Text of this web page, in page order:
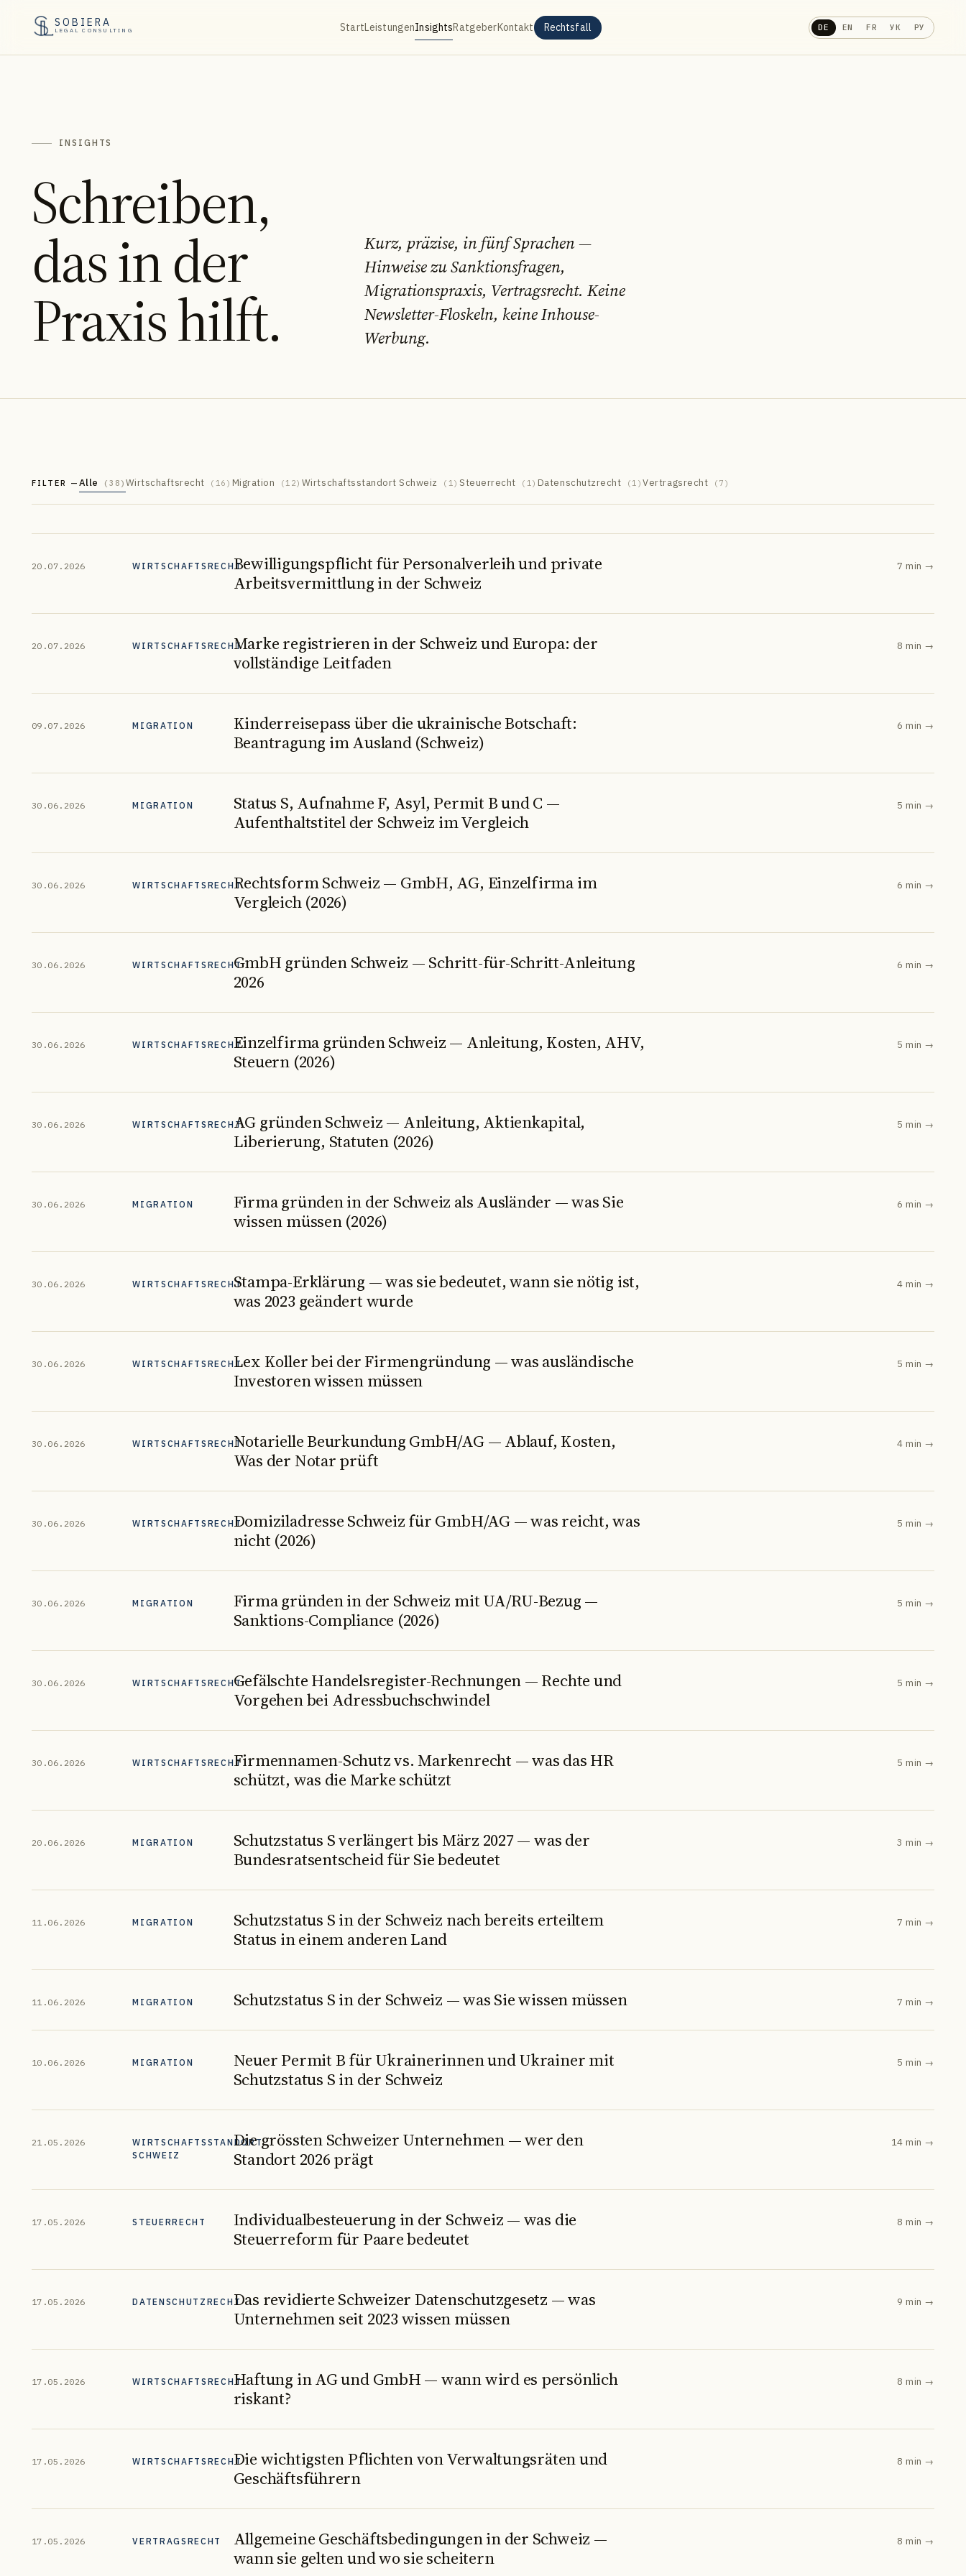
SOBIERA
LEGAL CONSULTING StartLeistungenInsightsRatgeberKontakt Rechtsfall DE EN FR УК РУ
INSIGHTS
Schreiben,
das in der
Praxis hilft.
Kurz, präzise, in fünf Sprachen —
Hinweise zu Sanktionsfragen,
Migrationspraxis, Vertragsrecht. Keine
Newsletter-Floskeln, keine Inhouse-
Werbung.
FILTER — Alle ( 38 ) Wirtschaftsrecht ( 16 ) Migration ( 12) Wirtschaftsstandort Schweiz ( 1) Steuerrecht ( 1) Datenschutzrecht ( 1 )Vertragsrecht ( 7 )
20.07.2026 WIRTSCHAFTSRECHTBewilligungspflicht für Personalverleih und private
Arbeitsvermittlung in der Schweiz
7 min →
20.07.2026 WIRTSCHAFTSRECHTMarke registrieren in der Schweiz und Europa: der
vollständige Leitfaden
8 min →
09.07.2026 MIGRATION
Kinderreisepass über die ukrainische Botschaft:
Beantragung im Ausland (Schweiz)
6 min →
30.06.2026 MIGRATION
Status S, Aufnahme F, Asyl, Permit B und C —
Aufenthaltstitel der Schweiz im Vergleich
5 min →
30.06.2026 WIRTSCHAFTSRECHTRechtsform Schweiz — GmbH, AG, Einzelfirma im
Vergleich (2026)
6 min →
30.06.2026 WIRTSCHAFTSRECHTGmbH gründen Schweiz — Schritt-für-Schritt-Anleitung
2026
6 min →
30.06.2026 WIRTSCHAFTSRECHTEinzelfirma gründen Schweiz — Anleitung, Kosten, AHV,
Steuern (2026)
5 min →
30.06.2026 WIRTSCHAFTSRECHTAG gründen Schweiz — Anleitung, Aktienkapital,
Liberierung, Statuten (2026)
5 min →
30.06.2026 MIGRATION
Firma gründen in der Schweiz als Ausländer — was Sie
wissen müssen (2026)
6 min →
30.06.2026 WIRTSCHAFTSRECHTStampa-Erklärung — was sie bedeutet, wann sie nötig ist,
was 2023 geändert wurde
4 min →
30.06.2026 WIRTSCHAFTSRECHTLex Koller bei der Firmengründung — was ausländische
Investoren wissen müssen
5 min →
30.06.2026 WIRTSCHAFTSRECHTNotarielle Beurkundung GmbH/AG — Ablauf, Kosten,
Was der Notar prüft
4 min →
30.06.2026 WIRTSCHAFTSRECHTDomiziladresse Schweiz für GmbH/AG — was reicht, was
nicht (2026)
5 min →
30.06.2026 MIGRATION
Firma gründen in der Schweiz mit UA/RU-Bezug —
Sanktions-Compliance (2026)
5 min →
30.06.2026 WIRTSCHAFTSRECHTGefälschte Handelsregister-Rechnungen — Rechte und
Vorgehen bei Adressbuchschwindel
5 min →
30.06.2026 WIRTSCHAFTSRECHTFirmennamen-Schutz vs. Markenrecht — was das HR
schützt, was die Marke schützt
5 min →
20.06.2026 MIGRATION
Schutzstatus S verlängert bis März 2027 — was der
Bundesratsentscheid für Sie bedeutet
3 min →
11.06.2026 MIGRATION
Schutzstatus S in der Schweiz nach bereits erteiltem
Status in einem anderen Land
7 min →
11.06.2026 MIGRATION Schutzstatus S in der Schweiz — was Sie wissen müssen 7 min →
10.06.2026 MIGRATION
Neuer Permit B für Ukrainerinnen und Ukrainer mit
Schutzstatus S in der Schweiz
5 min →
21.05.2026
WIRTSCHAFTSSTANDORT
SCHWEIZ
Die grössten Schweizer Unternehmen — wer den
Standort 2026 prägt
14 min →
17.05.2026 STEUERRECHT
Individualbesteuerung in der Schweiz — was die
Steuerreform für Paare bedeutet
8 min →
17.05.2026 DATENSCHUTZRECHTDas revidierte Schweizer Datenschutzgesetz — was
Unternehmen seit 2023 wissen müssen
9 min →
17.05.2026 WIRTSCHAFTSRECHTHaftung in AG und GmbH — wann wird es persönlich
riskant?
8 min →
17.05.2026 WIRTSCHAFTSRECHTDie wichtigsten Pflichten von Verwaltungsräten und
Geschäftsführern
8 min →
17.05.2026 VERTRAGSRECHT
Allgemeine Geschäftsbedingungen in der Schweiz —
wann sie gelten und wo sie scheitern
8 min →